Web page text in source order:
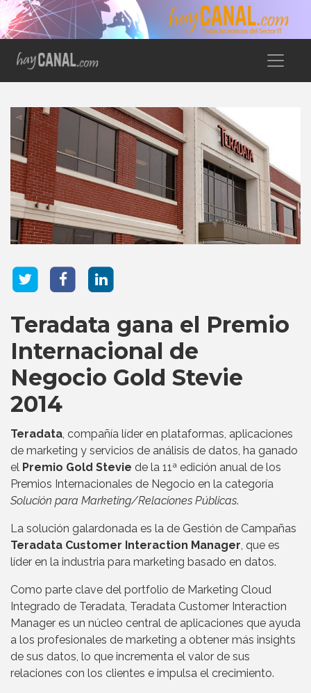
Teradata gana el Premio
Internacional de
Negocio Gold Stevie
2014
Teradata, compañía líder en plataformas, aplicaciones
de marketing y servicios de análisis de datos, ha ganado
el Premio Gold Stevie de la 11ª edición anual de los
Premios Internacionales de Negocio en la categoría
Solución para Marketing/Relaciones Públicas.
La solución galardonada es la de Gestión de Campañas
Teradata Customer Interaction Manager, que es
líder en la industria para marketing basado en datos.
Como parte clave del portfolio de Marketing Cloud
Integrado de Teradata, Teradata Customer Interaction
Manager es un núcleo central de aplicaciones que ayuda
a los profesionales de marketing a obtener más insights
de sus datos, lo que incrementa el valor de sus
relaciones con los clientes e impulsa el crecimiento.